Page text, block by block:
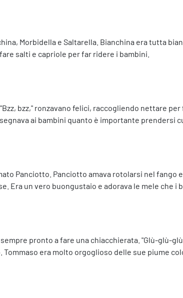
Morbidella e Saltarella. Bianchina era tutta
salti e capriole per far ridere i bambini.
bzz," ronzavano felici, raccogliendo nettare
ai bambini quanto è importante prendersi
Panciotto. Panciotto amava rotolarsi nel
Era un vero buongustaio e adorava le mele che i
pronto a fare una chiacchierata. "Glù-glù-
era molto orgoglioso delle sue piume